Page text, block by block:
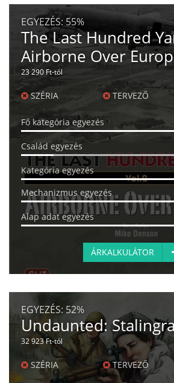
EGYEZÉS: 55%
The Last Hundred
Airborne Over
23 290 Ft-tól
SZÉRIA TERVEZŐ
Fő kategória egyezés
Család egyezés
Kategória egyezés
Mechanizmus egyezés
Alap adat egyezés
ÁRKALKULÁTOR
EGYEZÉS:52%
Undaunted:
32 923 Ft-tól
SZÉRIA TERVEZŐ